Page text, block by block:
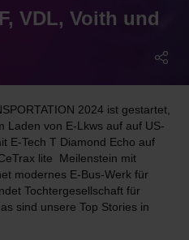
VDL, Voith und
2024 ist gestartet,
Laden von E-Lkws auf auf US-
E-Tech T Diamond Echo auf
lite Meilenstein mit
modernes E-Bus-Werk für
Tochtergesellschaft für
sind unsere Top Stories in